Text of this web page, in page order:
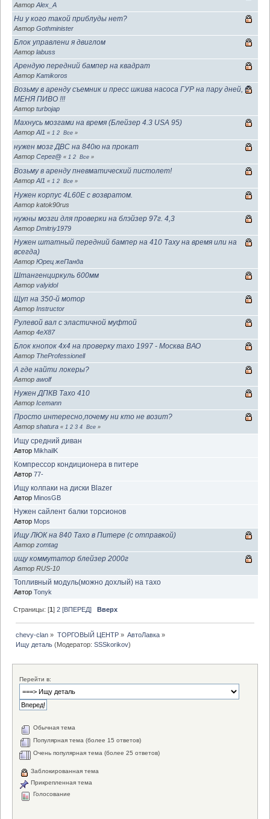
Автор Alex_A
Ни у кого такой приблуды нет?
Автор Gothminister
Блок управлени я двиглом
Автор labuss
Арендую передний бампер на квадрат
Автор Kamikoros
Возьму в аренду съемник и пресс шкива насоса ГУР на пару дней, С
МЕНЯ ПИВО !!!
Автор turbojap
Махнусь мозгами на время (Блейзер 4.3 USA 95)
Автор Al1 « 1 2 Все »
нужен мозг ДВС на 840ю на прокат
Автор Серег@ « 1 2 Все »
Возьму в аренду пневматический пистолет!
Автор Al1 « 1 2 Все »
Нужен корпус 4L60E с возвратом.
Автор katok90rus
нужны мозги для проверки на блэйзер 97г. 4,3
Автор Dmitriy1979
Нужен штатный передний бампер на 410 Таху на время или на
всегда)
Автор Юрец жеПанда
Штангенциркуль 600мм
Автор valyidol
Щуп на 350-й мотор
Автор Instructor
Рулевой вал с эластичной муфтой
Автор 4eX87
Блок кнопок 4x4 на проверку тахо 1997 - Москва ВАО
Автор TheProfessionell
А где найти локеры?
Автор awolf
Нужен ДПКВ Тахо 410
Автор Icemann
Просто интересно,почему ни кто не возит?
Автор shatura « 1 2 3 4 Все »
Ищу средний диван
Автор MikhailK
Компрессор кондиционера в питере
Автор 77-
Ищу колпаки на диски Blazer
Автор MinosGB
Нужен сайлент балки торсионов
Автор Mops
Ищу ЛЮК на 840 Тахо в Питере (с отправкой)
Автор zomtag
ищу коммутатор блейзер 2000г
Автор RUS-10
Топливный модуль(можно дохлый) на тахо
Автор Tonyk
Страницы: [1]2 [ВПЕРЕД] Вверх
chevy-clan » ТОРГОВЫЙ ЦЕНТР» АвтоЛавка»
Ищу деталь (Модератор:SSSkorikov)
Перейти в:
Обычная тема
Популярная тема (более 15 ответов)
Очень популярная тема (более 25 ответов)
Заблокированная тема
Прикрепленная тема
Голосование